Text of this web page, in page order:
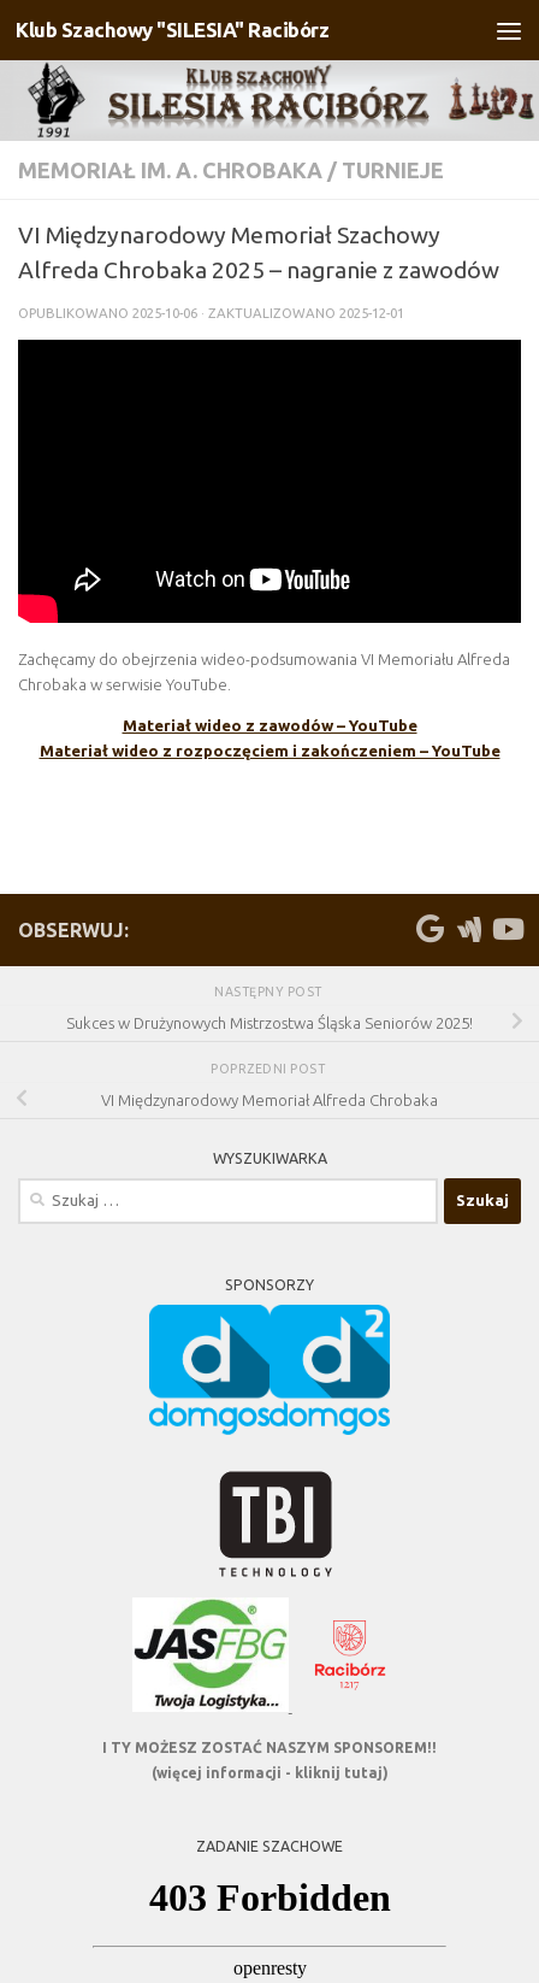
Przejdź do treści
Klub Szachowy "SILESIA" Racibórz
MEMORIAŁ IM. A. CHROBAKA / TURNIEJE
VI Międzynarodowy Memoriał Szachowy
Alfreda Chrobaka 2025 – nagranie z zawodów
OPUBLIKOWANO 2025-10-06 · ZAKTUALIZOWANO 2025-12-01
Zachęcamy do obejrzenia wideo-podsumowania VI Memoriału Alfreda
Chrobaka w serwisie YouTube.
Materiał wideo z zawodów – YouTube
Materiał wideo z rozpoczęciem i zakończeniem – YouTube
OBSERWUJ:
NASTĘPNY POST
Sukces w Drużynowych Mistrzostwa Śląska Seniorów 2025!
POPRZEDNI POST
VI Międzynarodowy Memoriał Alfreda Chrobaka
WYSZUKIWARKA
SPONSORZY
I TY MOŻESZ ZOSTAĆ NASZYM SPONSOREM!!
(więcej informacji - kliknij tutaj)
ZADANIE SZACHOWE